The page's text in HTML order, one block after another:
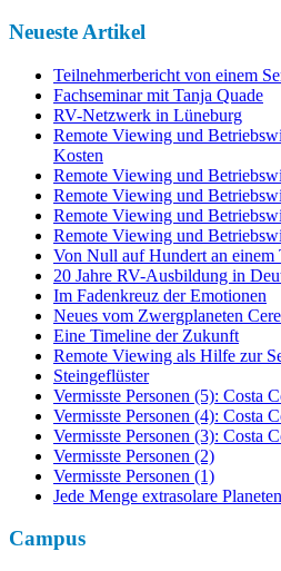
Neueste Artikel
Teilnehmerbericht von einem
Fachseminar mit Tanja Quade
RV-Netzwerk in Lüneburg
Remote Viewing und
Kosten
Remote Viewing und
Remote Viewing und
Remote Viewing und
Remote Viewing und
Von Null auf Hundert an einem
20 Jahre RV-Ausbildung in
Im Fadenkreuz der Emotionen
Neues vom Zwergplaneten
Eine Timeline der Zukunft
Remote Viewing als Hilfe zur
Steingeflüster
Vermisste Personen (5): Costa
Vermisste Personen (4): Costa
Vermisste Personen (3): Costa
Vermisste Personen (2)
Vermisste Personen (1)
Jede Menge extrasolare
Campus